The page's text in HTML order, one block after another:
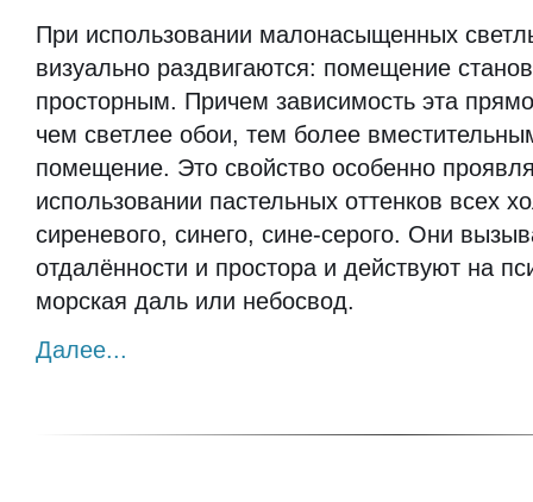
При использовании малонасыщенных
визуально раздвигаются: помещение
просторным. Причем зависимость эта
чем светлее обои, тем более
помещение. Это свойство особенно
использовании пастельных оттенков всех
сиреневого, синего, сине-серого. Они
отдалённости и простора и действуют на
морская даль или небосвод.
Далее...